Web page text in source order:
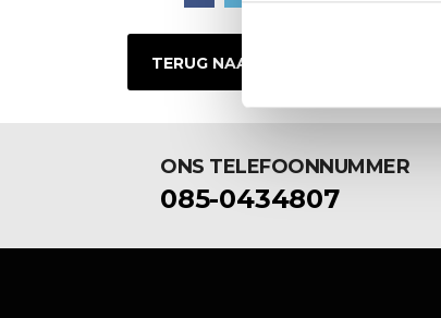
TERUG NAAR NIEUWSOVERZICHT
ONS TELEFOONNUMMER
085-0434807